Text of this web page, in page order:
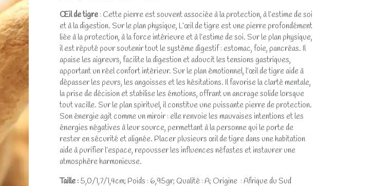
Œil de tigre : Cette pierre est souvent associée à la protection, à l’estime de soi
et à la digestion. Sur le plan physique, L’œil de tigre est une pierre profondément
liée à la protection, à la force intérieure et à l’estime de soi. Sur le plan physique,
il est réputé pour soutenir tout le système digestif : estomac, foie, pancréas. Il
apaise les aigreurs, facilite la digestion et adoucit les tensions gastriques,
apportant un réel confort intérieur. Sur le plan émotionnel, l’œil de tigre aide à
dépasser les peurs, les angoisses et les hésitations. Il favorise la clarté mentale,
la prise de décision et stabilise les émotions, offrant un ancrage solide lorsque
tout vacille. Sur le plan spirituel, il constitue une puissante pierre de protection.
Son énergie agit comme un miroir : elle renvoie les mauvaises intentions et les
énergies négatives à leur source, permettant à la personne qui le porte de
rester en sécurité et alignée. Placer plusieurs œil de tigre dans une habitation
aide à purifier l’espace, repousser les influences néfastes et instaurer une
atmosphère harmonieuse.
Taille : 5,0/1,7/1,4cm; Poids : 6,95gr; Qualité : A; Origine : Afrique du Sud